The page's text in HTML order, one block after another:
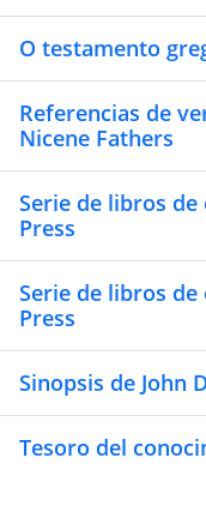
O testamento
Referencias de
Nicene Fathers
Serie de libros de
Press
Serie de libros de
Press
Sinopsis de John
Tesoro del